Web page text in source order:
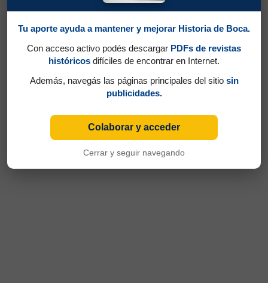
Tu aporte ayuda a mantener y mejorar Historia de Boca.
Con acceso activo podés descargar PDFs de revistas
históricos difíciles de encontrar en Internet.
Además, navegás las páginas principales del sitio sin
publicidades.
Colaborar y acceder
Cerrar y seguir navegando